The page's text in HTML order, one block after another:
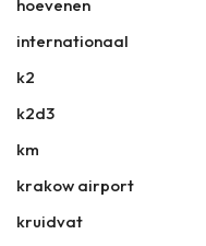
hoevenen
internationaal
k2
k2d3
km
krakow airport
kruidvat